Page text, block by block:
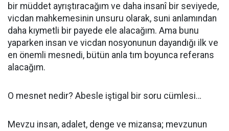
bir müddet ayrıştıracağım ve daha insanî bir seviyede,
vicdan mahkemesinin unsuru olarak, suni anlamından
daha kıymetli bir payede ele alacağım. Ama bunu
yaparken insan ve vicdan nosyonunun dayandığı ilk ve
en önemli mesnedi, bütün anla tım boyunca referans
alacağım.
O mesnet nedir? Abesle iştigal bir soru cümlesi…
Mevzu insan, adalet, denge ve mizansa; mevzunun